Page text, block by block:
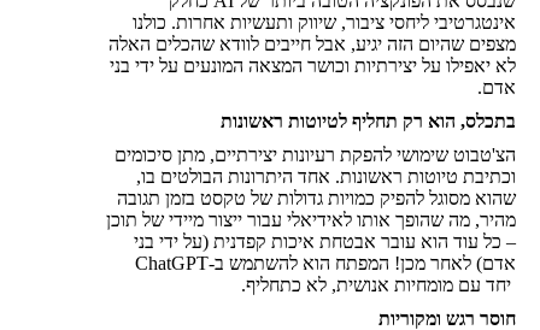
אינטגרטיבי ליחסי ציבור, שיווק ותעשיות אחרות. כולנו
מצפים שהיום הזה יגיע, אבל חייבים לוודא שהכלים האלה
לא יאפילו על יצירתיות וכושר המצאה המונעים על ידי בני
אדם.
בתכלס, הוא רק תחליף לטיוטות ראשונות
הצ'טבוט שימושי להפקת רעיונות יצירתיים, מתן סיכומים
וכתיבת טיוטות ראשונות. אחד היתרונות הבולטים בו,
שהוא מסוגל להפיק כמויות גדולות של טקסט בזמן תגובה
מהיר, מה שהופך אותו לאידיאלי עבור ייצור מיידי של תוכן
– כל עוד הוא עובר אבטחת איכות קפדנית (על ידי בני
אדם) לאחר מכן! המפתח הוא להשתמש ב-ChatGPT
יחד עם מומחיות אנושית, לא כתחליף.
חוסר רגש ומקוריות